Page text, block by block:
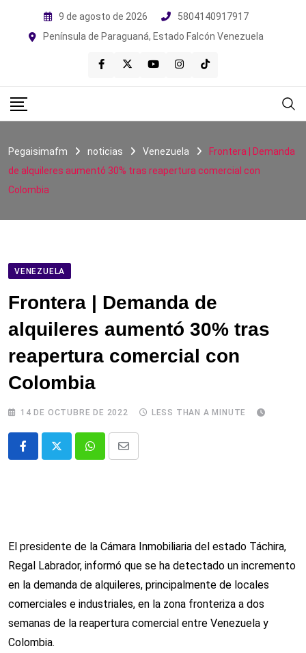
9 de agosto de 2026
5804140917917
Península de Paraguaná, Estado Falcón Venezuela
Pegaisimafm noticias Venezuela
Frontera | Demanda
de alquileres aumentó 30% tras reapertura comercial con
Colombia
VENEZUELA
Frontera | Demanda de
alquileres aumentó 30% tras
reapertura comercial con
Colombia
14 DE OCTUBRE DE 2022 LESS THAN A MINUTE
WhatsappComparte
El presidente de la Cámara Inmobiliaria del estado Táchira,
Regal Labrador, informó que se ha detectado un incremento
en la demanda de alquileres, principalmente de locales
comerciales e industriales, en la zona fronteriza a dos
semanas de la reapertura comercial entre Venezuela y
Colombia.